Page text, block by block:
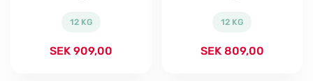
12 KG
SEK 909,00
12 KG
SEK 809,00